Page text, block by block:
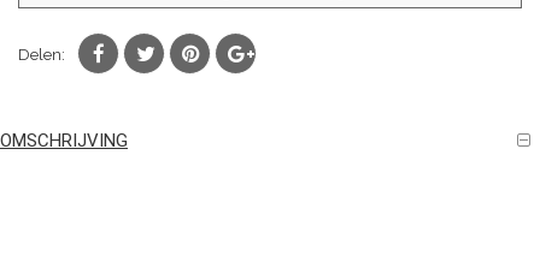
Delen:
OMSCHRIJVING